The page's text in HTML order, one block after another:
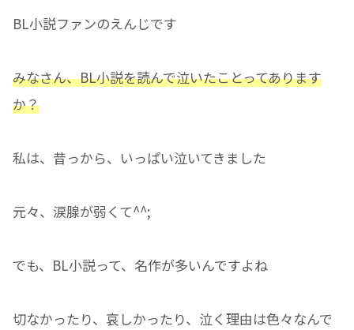
BL小説ファンのえんじです
みなさん、BL小説を読んで泣いたことってあります
か？
私は、昔っから、いっぱい泣いてきました
元々、涙腺が弱くて^^;
でも、BL小説って、名作が多いんですよね
切なかったり、哀しかったり、泣く理由は色々なんで